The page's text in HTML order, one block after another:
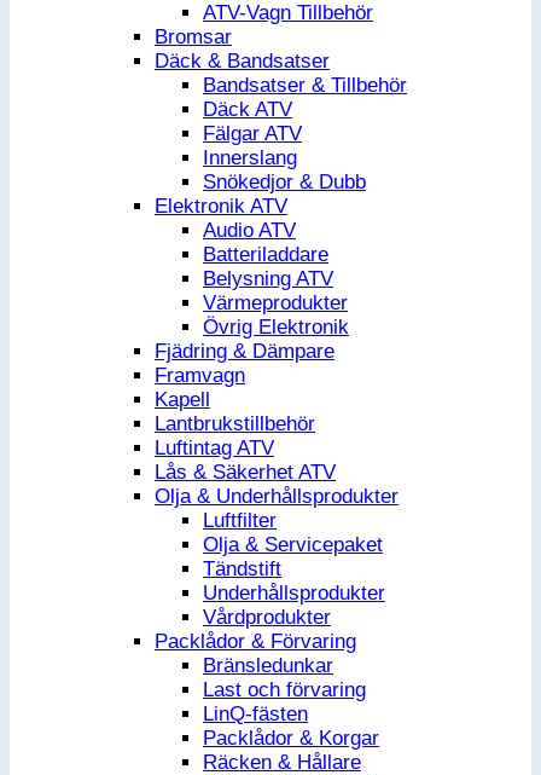
ATV-Vagn Tillbehör
Bromsar
Däck & Bandsatser
Bandsatser & Tillbehör
Däck ATV
Fälgar ATV
Innerslang
Snökedjor & Dubb
Elektronik ATV
Audio ATV
Batteriladdare
Belysning ATV
Värmeprodukter
Övrig Elektronik
Fjädring & Dämpare
Framvagn
Kapell
Lantbrukstillbehör
Luftintag ATV
Lås & Säkerhet ATV
Olja & Underhållsprodukter
Luftfilter
Olja & Servicepaket
Tändstift
Underhållsprodukter
Vårdprodukter
Packlådor & Förvaring
Bränsledunkar
Last och förvaring
LinQ-fästen
Packlådor & Korgar
Räcken & Hållare